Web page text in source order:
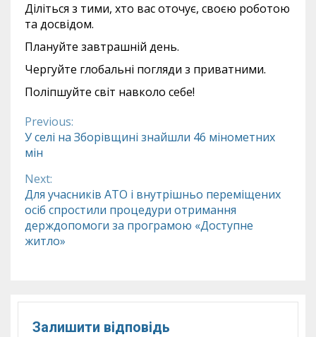
Діліться з тими, хто вас оточує, своєю роботою
та досвідом.
Плануйте завтрашній день.
Чергуйте глобальні погляди з приватними.
Поліпшуйте світ навколо себе!
Continue
Reading
Previous:
У селі на Зборівщині знайшли 46 мінометних
мін
Next:
Для учасників АТО і внутрішньо переміщених
осіб спростили процедури отримання
держдопомоги за програмою «Доступне
житло»
Залишити відповідь